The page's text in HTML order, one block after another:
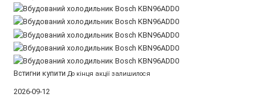
Встигни купити До кінця акції залишилося
2026-09-12